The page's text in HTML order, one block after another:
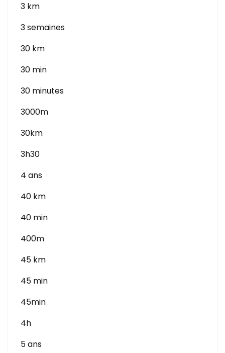
3 km
3 semaines
30 km
30 min
30 minutes
3000m
30km
3h30
4 ans
40 km
40 min
400m
45 km
45 min
45min
4h
5 ans